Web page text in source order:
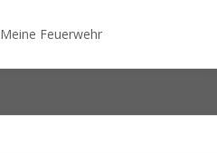
Meine Feuerwehr